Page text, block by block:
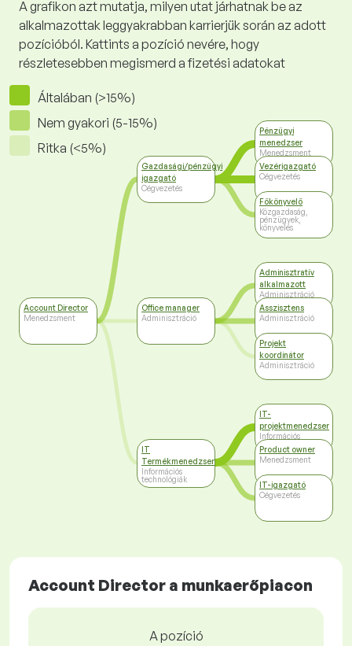
A grafikon azt mutatja, milyen utat járhatnak be az
alkalmazottak leggyakrabban karrierjük során az adott
pozícióból. Kattints a pozíció nevére, hogy
részletesebben megismerd a fizetési adatokat
Általában (>15%)
Nem gyakori (5-15%)
Ritka (<5%)
Account Director
Menedzsment
Gazdasági/pénzügyi
igazgató
Cégvezetés
Office manager
Adminisztráció
IT
Termékmenedzser
Információs
technológiák
Pénzügyi
menedzser
Menedzsment
Vezérigazgató
Cégvezetés
Főkönyvelő
Közgazdaság,
pénzügyek,
könyvelés
Adminisztratív
alkalmazott
Adminisztráció
Asszisztens
Adminisztráció
Projekt
koordinátor
Adminisztráció
IT-
projektmenedzser
Információs
technológiák
Product owner
Menedzsment
IT-igazgató
Cégvezetés
Account Director a munkaerőpiacon
A pozíció